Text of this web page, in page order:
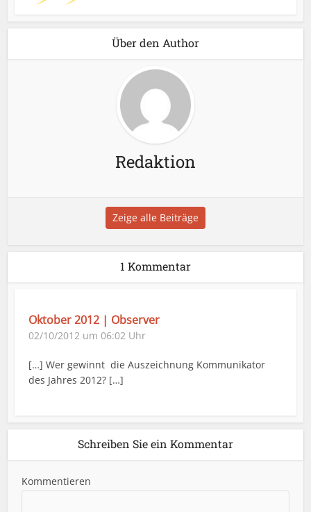
Über den Author
Redaktion
Zeige alle Beiträge
1 Kommentar
Oktober 2012 | Observer
02/10/2012 um 06:02 Uhr
[…] Wer gewinnt die Auszeichnung Kommunikator
des Jahres 2012? […]
Schreiben Sie ein Kommentar
Kommentieren